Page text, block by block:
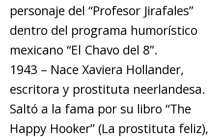
personaje del “Profesor Jirafales”
dentro del programa humorístico
mexicano “El Chavo del 8”.
1943 – Nace Xaviera Hollander,
escritora y prostituta neerlandesa.
Saltó a la fama por su libro “The
Happy Hooker” (La prostituta feliz),